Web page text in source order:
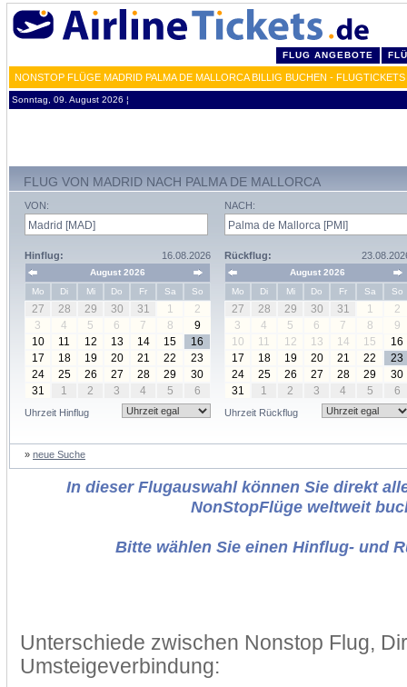
FLUG ANGEBOTE
NONSTOP FLÜGE MADRID PALMA DE MALLORCA BILLIG BUCHEN -
Sonntag, 09. August 2026 ¦
FLUG VON MADRID NACH PALMA DE MALLORCA
VON:
Hinflug: 16.08.2026
August 2026
Mo
Di Mi Do Fr Sa So
27 28 29 30 31 1
2
3
4 5 6 7 8
9
10
11 12 13 14 15
16
17
18 19 20 21 22
23
24
25 26 27 28 29
30
31
1 2 3 4 5 6
Uhrzeit Hinflug
NACH:
Rückflug:
August 2026
Mo
Di Mi Do Fr Sa So
27 28 29 30 31 1
2
3
4 5 6 7 8
9
10
11 12 13 14 15
16
17
18 19 20 21 22
23
24
25 26 27 28 29
30
31
1 2 3 4 5 6
Uhrzeit Rückflug
» neue Suche
In dieser Flugauswahl können Sie direkt
NonStopFlüge weltweit
Bitte wählen Sie einen Hinflug- und
Unterschiede zwischen Nonstop Flug,
Umsteigeverbindung: